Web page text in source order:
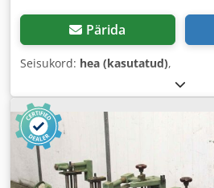
Pärida
Seisukord: hea (kasutatud),